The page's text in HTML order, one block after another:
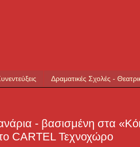
Δραματικές Σχολές -
- βασισμένη στα
CARTEL Τεχνοχώρο